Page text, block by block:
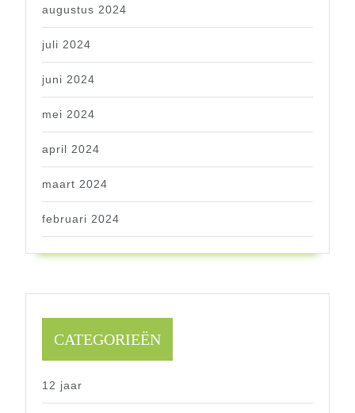
augustus 2024
juli 2024
juni 2024
mei 2024
april 2024
maart 2024
februari 2024
CATEGORIEËN
12 jaar